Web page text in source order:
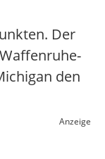
Der
den
Anzeige